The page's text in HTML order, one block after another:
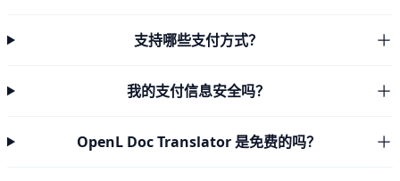
支持哪些支付方式？
我的支付信息安全吗？
OpenL Doc Translator 是免费的吗？